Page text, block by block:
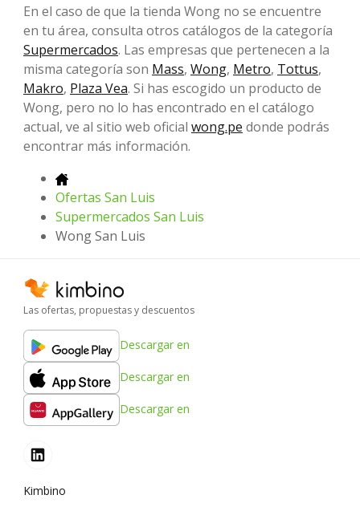
En el caso de que la tienda Wong no se encuentre
en tu área, consulta otros catálogos de la categoría
Supermercados. Las empresas que pertenecen a la
misma categoría son Mass, Wong, Metro, Tottus,
Makro, Plaza Vea. Si has escogido un producto de
Wong, pero no lo has encontrado en el catálogo
actual, ve al sitio web oficial wong.pe donde podrás
encontrar más información.
Ofertas San Luis
Supermercados San Luis
Wong San Luis
Las ofertas, propuestas y descuentos
Descargar en
Descargar en
Descargar en
Kimbino